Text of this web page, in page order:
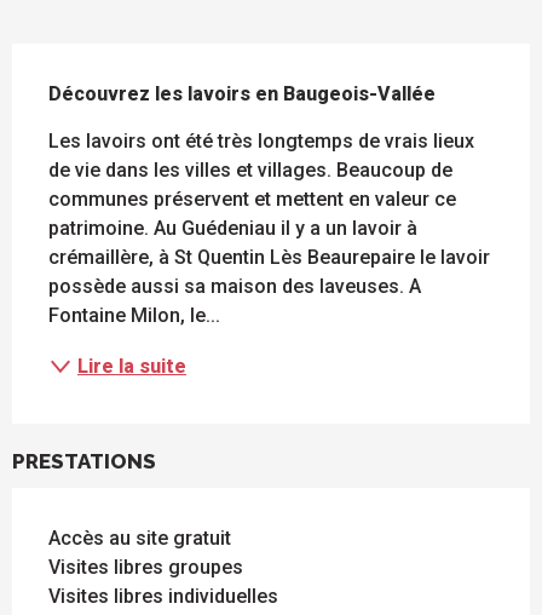
Découvrez les lavoirs en Baugeois-Vallée
Les lavoirs ont été très longtemps de vrais lieux
de vie dans les villes et villages. Beaucoup de
communes préservent et mettent en valeur ce
patrimoine. Au Guédeniau il y a un lavoir à
crémaillère, à St Quentin Lès Beaurepaire le lavoir
possède aussi sa maison des laveuses. A
Fontaine Milon, le...
Lire la suite
PRESTATIONS
Accès au site gratuit
Visites libres groupes
Visites libres individuelles